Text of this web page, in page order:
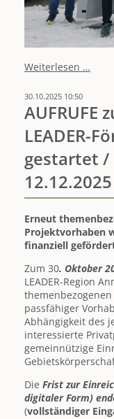
Weiterlesen …
e.V.
-
30.
Land
der
30.10.2025 10:50
AUFRUFE
LEADER-
gestartet /
12.12.2025
Erneut
Projektvorhaben
finanziell
Zum 30. Oktober
LEADER-Region
passfähiger
Abhängigkeit des
interessierte
gemeinnützige
Die Frist zur
digitaler Form)
(vollständiger